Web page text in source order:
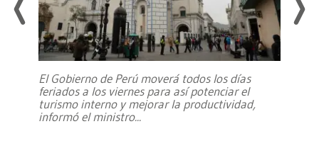
El Gobierno de Perú moverá todos los días
feriados a los viernes para así potenciar el
turismo interno y mejorar la productividad,
informó el ministro...